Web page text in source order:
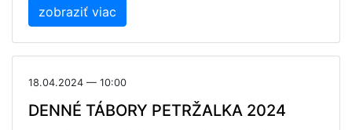
zobraziť viac
18.04.2024 — 10:00
DENNÉ TÁBORY PETRŽALKA 2024